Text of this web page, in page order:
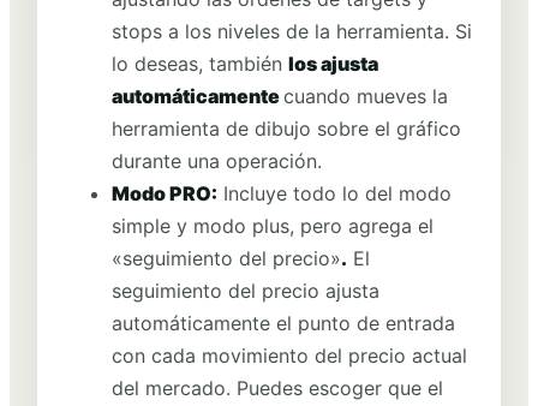
stops a los niveles de la herramienta. Si
lo deseas, tambiénlos ajusta
automáticamentecuando mueves la
herramienta de dibujo sobre el gráfico
durante una operación.
Modo PRO: Incluye todo lo del modo
simple y modo plus, pero agrega el
«seguimiento del precio». El
seguimiento del precio ajusta
automáticamente el punto de entrada
con cada movimiento del precio actual
del mercado. Puedes escoger que el